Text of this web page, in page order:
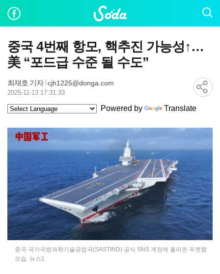
중국 4번째 항모, 핵추진 가능성↑…
美 “포드급 수준 될 수도”
최재호 기자 cjh1225@donga.com
2025-11-13 17:31:33
Powered by Translate
중국 국가국방과학기술공업국(SASTIND) 공식 SNS 계정에 올라온 푸젠함
모습. 뉴스1